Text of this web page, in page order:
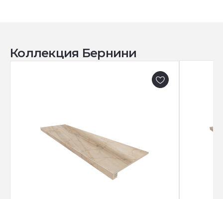
Коллекция Бернини